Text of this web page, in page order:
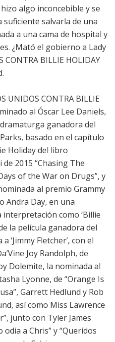
algo inconcebible y se
salvarla de una
a una cama de hospital y
¿Mató el gobierno a Lady
CONTRA BILLIE HOLIDAY
UNIDOS CONTRA BILLIE
al Óscar Lee Daniels,
ganadora del
basado en el capítulo
Holiday del libro
2015 “Chasing The
of the War on Drugs”, y
al premio Grammy
Andra Day, en una
como ‘Billie
la película ganadora del
Fletcher’, con el
Joy Randolph, de
Dolemite, la nominada al
Lyonne, de “Orange Is
Garrett Hedlund y Rob
así como Miss Lawrence
junto con Tyler James
a Chris” y “Queridos